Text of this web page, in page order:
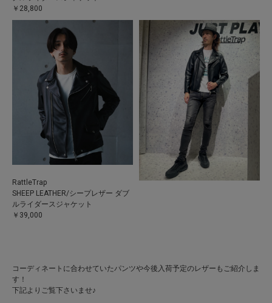
￥28,800
RattleTrap
SHEEP LEATHER/シープレザー ダブ
ルライダースジャケット
￥39,000
コーディネートに合わせていたパンツや今後入荷予定のレザーもご紹介しま
す！
下記よりご覧下さいませ♪